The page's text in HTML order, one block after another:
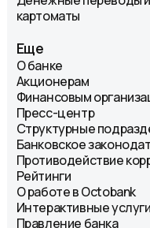
картоматы
Еще
О банке
Акционерам
Финансовым
Пресс-центр
Структурные
Банковское
Противодействие
Рейтинги
О работе в Octobank
Интерактивные услуги
Правление банка